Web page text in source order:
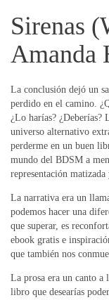
Sirenas
Amanda
La conclusión dejó un
perdido en el camino.
¿Lo harías? ¿Deberías?
universo alternativo
perderme en un buen
mundo del BDSM a
representación
La narrativa era un
podemos hacer una
que superar, es
ebook gratis e
que también nos
La prosa era un canto a
libro que desearías